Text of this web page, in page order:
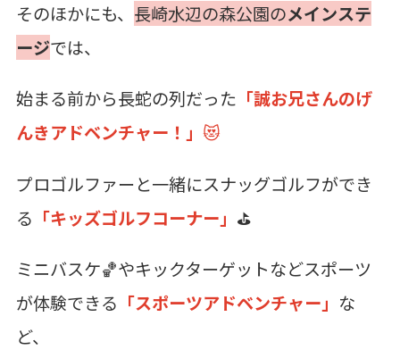
そのほかにも、 長崎水辺の森公園のメインステ
ージでは、
始まる前から長蛇の列だった 「誠お兄さんのげ
んきアドベンチャー！」 😻
プロゴルファーと一緒にスナッグゴルフができ
る 「キッズゴルフコーナー」 ⛳️
ミニバスケ🏀やキックターゲットなどスポーツ
が体験できる 「スポーツアドベンチャー」 な
ど、